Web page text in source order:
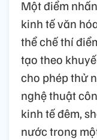
Một điểm
kinh tế văn
thể chế thí
tạo theo
cho phép thử
nghệ thuật
kinh tế đêm,
nước trong